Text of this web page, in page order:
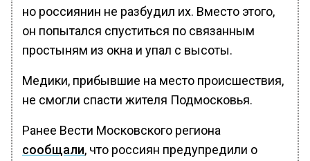
но россиянин не разбудил их. Вместо этого,
он попытался спуститься по связанным
простыням из окна и упал с высоты.
Медики, прибывшие на место происшествия,
не смогли спасти жителя Подмосковья.
Ранее Вести Московского региона
сообщали, что россиян предупредили о